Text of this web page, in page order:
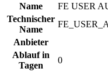
Name
FE USER
Technischer
Name
Anbieter
Ablauf in
Tagen
0